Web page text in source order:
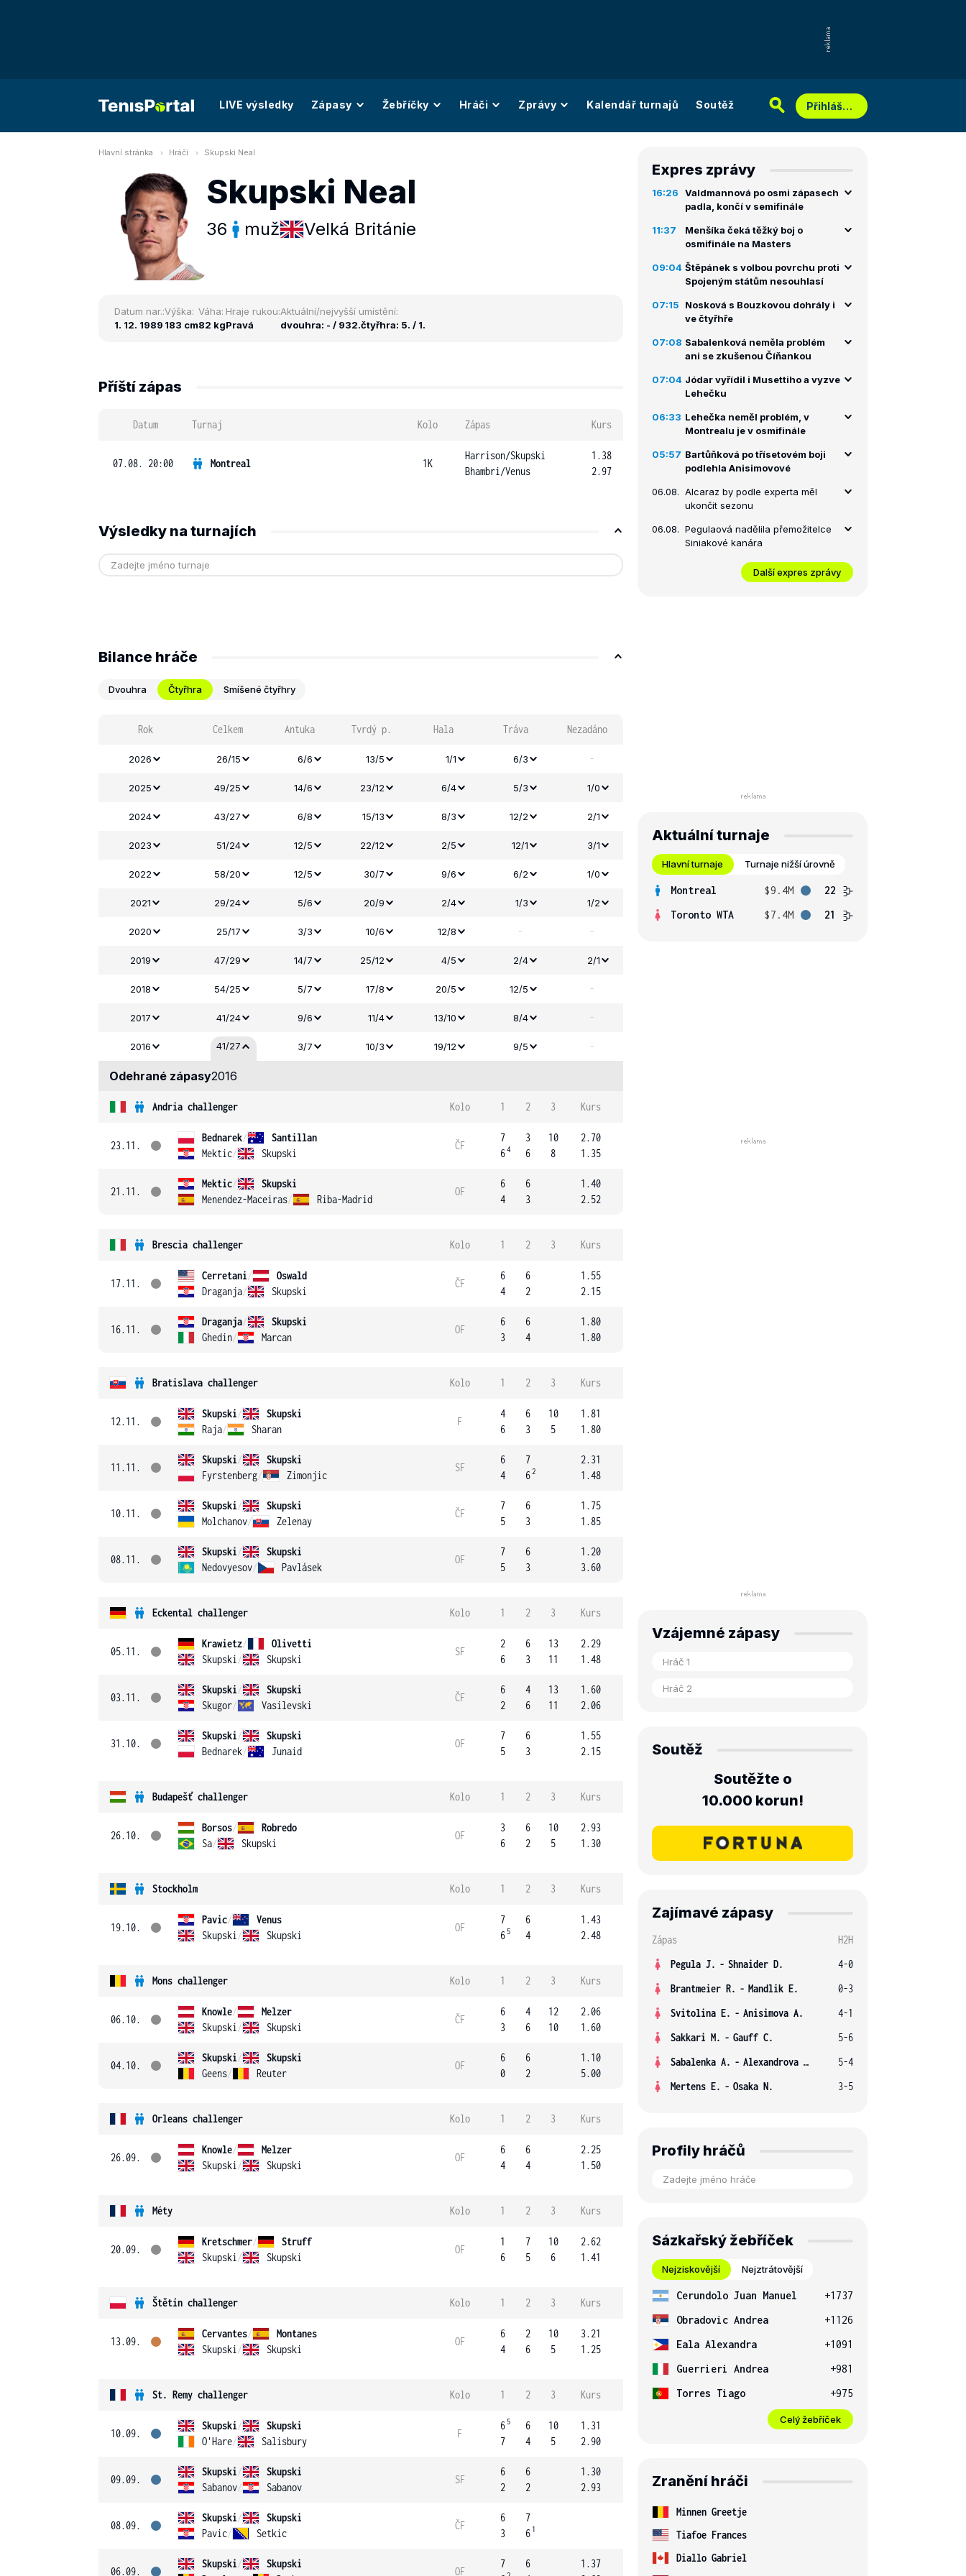
LIVE výsledky Zápasy Žebříčky Hráči Zprávy Kalendář turnajů Soutěž Přihlášení
Hlavní stránka Hráči Skupski Neal
Skupski Neal
36 muž Velká Británie
Datum nar.:
1. 12. 1989
Výška:
183 cm
Váha:
82 kg
Hraje rukou:
Pravá
Aktuální/nejvyšší umístění:
dvouhra: - / 932.čtyřhra: 5. / 1.
Příští zápas
Datum Turnaj Kolo Zápas Kurs
07.08. 20:00 Montreal 1K
Harrison/Skupski
Bhambri/Venus
1.38
2.97
Výsledky na turnajích
Bilance hráče
Dvouhra Čtyřhra Smíšené čtyřhry
Rok Celkem Antuka Tvrdý p. Hala Tráva Nezadáno
2026 26/15 6/6 13/5 1/1 6/3 -
2025 49/25 14/6 23/12 6/4 5/3 1/0
2024 43/27 6/8 15/13 8/3 12/2 2/1
2023 51/24 12/5 22/12 2/5 12/1 3/1
2022 58/20 12/5 30/7 9/6 6/2 1/0
2021 29/24 5/6 20/9 2/4 1/3 1/2
2020 25/17 3/3 10/6 12/8 - -
2019 47/29 14/7 25/12 4/5 2/4 2/1
2018 54/25 5/7 17/8 20/5 12/5 -
2017 41/24 9/6 11/4 13/10 8/4 -
2016 41/27 3/7 10/3 19/12 9/5 -
Odehrané zápasy2016
Andria challenger Kolo 1 2 3 Kurs
23.11.
Bednarek/
Santillan
Mektic/ Skupski
ČF
7
64
3
6
10
8
2.70
1.35
21.11.
Mektic/
Skupski
Menendez-Maceiras/ Riba-Madrid
OF
6
4
6
3
1.40
2.52
Brescia challenger Kolo 1 2 3 Kurs
17.11.
Cerretani/
Oswald
Draganja/ Skupski
ČF
6
4
6
2
1.55
2.15
16.11.
Draganja/
Skupski
Ghedin/ Marcan
OF
6
3
6
4
1.80
1.80
Bratislava challenger Kolo 1 2 3 Kurs
12.11.
Skupski/
Skupski
Raja/ Sharan
F
4
6
6
3
10
5
1.81
1.80
11.11.
Skupski/
Skupski
Fyrstenberg/ Zimonjic
SF
6
4
7
62
2.31
1.48
10.11.
Skupski/
Skupski
Molchanov/ Zelenay
ČF
7
5
6
3
1.75
1.85
08.11.
Skupski/
Skupski
Nedovyesov/ Pavlásek
OF
7
5
6
3
1.20
3.60
Eckental challenger Kolo 1 2 3 Kurs
05.11.
Krawietz/
Olivetti
Skupski / Skupski
SF
2
6
6
3
13
11
2.29
1.48
03.11.
Skupski/
Skupski
Skugor/ Vasilevski
ČF
6
2
4
6
13
11
1.60
2.06
31.10.
Skupski/
Skupski
Bednarek/ Junaid
OF
7
5
6
3
1.55
2.15
Budapešť challenger Kolo 1 2 3 Kurs
26.10.
Borsos/
Robredo
Sa/ Skupski
OF
3
6
6
2
10
5
2.93
1.30
Stockholm Kolo 1 2 3 Kurs
19.10.
Pavic/
Venus
Skupski / Skupski
OF
7
6 5
6
4
1.43
2.48
Mons challenger Kolo 1 2 3 Kurs
06.10.
Knowle/
Melzer
Skupski / Skupski
ČF
6
3
4
6
12
10
2.06
1.60
04.10.
Skupski/
Skupski
Geens/ Reuter
OF
6
0
6
2
1.10
5.00
Orleans challenger Kolo 1 2 3 Kurs
26.09.
Knowle/
Melzer
Skupski / Skupski
OF
6
4
6
4
2.25
1.50
Méty Kolo 1 2 3 Kurs
20.09.
Kretschmer/
Struff
Skupski / Skupski
OF
1
6
7
5
10
6
2.62
1.41
Štětín challenger Kolo 1 2 3 Kurs
13.09.
Cervantes/
Montanes
Skupski / Skupski
OF
6
4
2
6
10
5
3.21
1.25
St. Remy challenger Kolo 1 2 3 Kurs
10.09.
Skupski/
Skupski
O'Hare/ Salisbury
F
6 5
7
6
4
10
5
1.31
2.90
09.09.
Skupski/
Skupski
Sabanov/ Sabanov
SF
6
2
6
2
1.30
2.93
08.09.
Skupski/
Skupski
Pavic/ Setkic
ČF
6
3
7
6 1
06.09.
Skupski/
Skupski
OF
7
6
1.37
Expres zprávy
16:26
Valdmannová po osmi zápasech
padla, končí v semifinále
11:37
Menšíka čeká těžký boj o
osmifinále na Masters
09:04 Štěpánek s volbou povrchu proti
Spojeným státům nesouhlasí
07:15
Nosková s Bouzkovou dohrály i
ve čtyřhře
07:08 Sabalenková neměla problém
ani se zkušenou Číňankou
07:04 Jódar vyřídil i Musettiho a vyzve
Lehečku
06:33 Lehečka neměl problém, v
Montrealu je v osmifinále
05:57 Bartůňková po třísetovém boji
podlehla Anisimovové
06.08. Alcaraz by podle experta měl
ukončit sezonu
06.08. Pegulaová nadělila přemožitelce
Siniakové kanára
Další expres zprávy
Aktuální turnaje
Hlavní turnaje Turnaje nižší úrovně
Montreal $9.4M
22
Toronto WTA
$7.4M 21
Vzájemné zápasy
Soutěž
Soutěžte o
10.000 korun!
Zajímavé zápasy
Zápas
H2H
Pegula J. - Shnaider D.
4-0
Brantmeier R. - Mandlik E.
0-3
Svitolina E. - Anisimova A.
4-1
Sakkari M. - Gauff C.
5-6
Sabalenka A. - Alexandrova E.
5-4
Mertens E. - Osaka N. 3-5
Profily hráčů
Sázkařský žebříček
Nejziskovější Nejztrátovější
Cerundolo Juan Manuel
+1737
Obradovic Andrea
+1126
Eala Alexandra
+1091
Guerrieri Andrea
+981
Torres Tiago
+975
Celý žebříček
Zranění hráči
Minnen Greetje
Tiafoe Frances
Diallo Gabriel